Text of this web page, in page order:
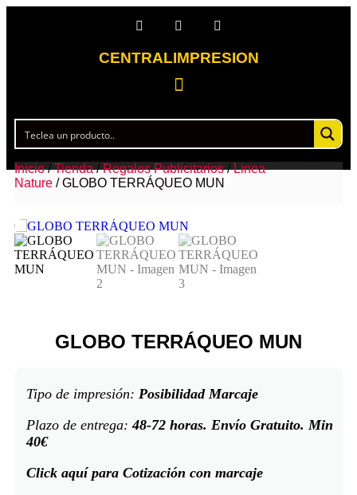
CENTRALIMPRESION
Inicio/Tienda/Regalos Publicitarios/Linea
Nature / GLOBO TERRÁQUEO MUN
GLOBO TERRÁQUEO MUN
Tipo de impresión: Posibilidad Marcaje
Plazo de entrega:48-72 horas. Envío Gratuito. Min
40€
Click aquí para Cotización con marcaje